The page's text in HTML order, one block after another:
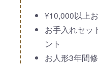
¥10,000以上
お手入れセッ
ント
お人形3年間